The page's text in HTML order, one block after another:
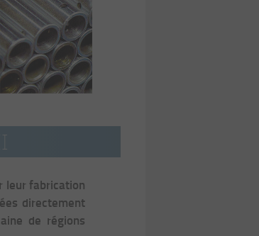
leur fabrication
directement
de régions